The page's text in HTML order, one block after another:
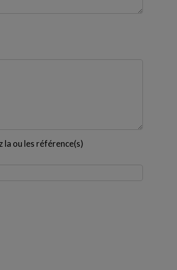
la ou les référence(s)